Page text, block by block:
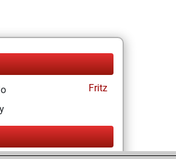
Fritz